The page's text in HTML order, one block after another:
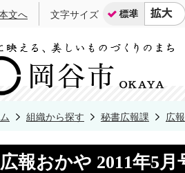
文へ 文字サイズ
組織から探す 秘書広報課 広
広報おかや 2011年5月